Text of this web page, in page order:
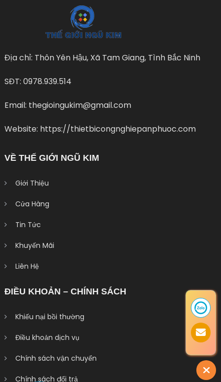
Địa chỉ: Thôn Yên Hậu, Xã Tam Giang, Tình Bắc Ninh
SĐT: 0978.939.514
Email: thegioingukim@gmail.com
Website: https://thietbicongnghiepanphuoc.com
VỀ THẾ GIỚI NGŨ KIM
Giới Thiệu
Cửa Hàng
Tin Tức
Khuyến Mãi
Liên Hệ
ĐIỀU KHOẢN – CHÍNH SÁCH
Khiếu nại bồi thường
Điều khoản dịch vụ
Chính sách vận chuyển
Chính sách đổi trả